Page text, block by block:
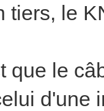
tiers, le
que le
d'une